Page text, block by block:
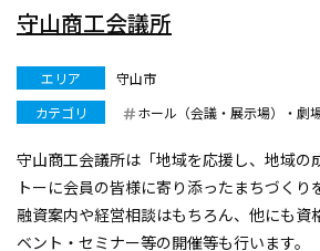
守山商工会議所
エリア
守山市
カテゴリ
ホール（会議・展示場）・劇
守山商工会議所は「地域を応援し、地域の
トーに会員の皆様に寄り添ったまちづくり
融資案内や経営相談はもちろん、他にも資
ベント・セミナー等の開催等も行います。